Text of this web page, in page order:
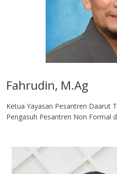
Fahrudin, M.Ag​
Ketua Yayasan Pesantren Daarut
Pengasuh Pesantren Non Formal